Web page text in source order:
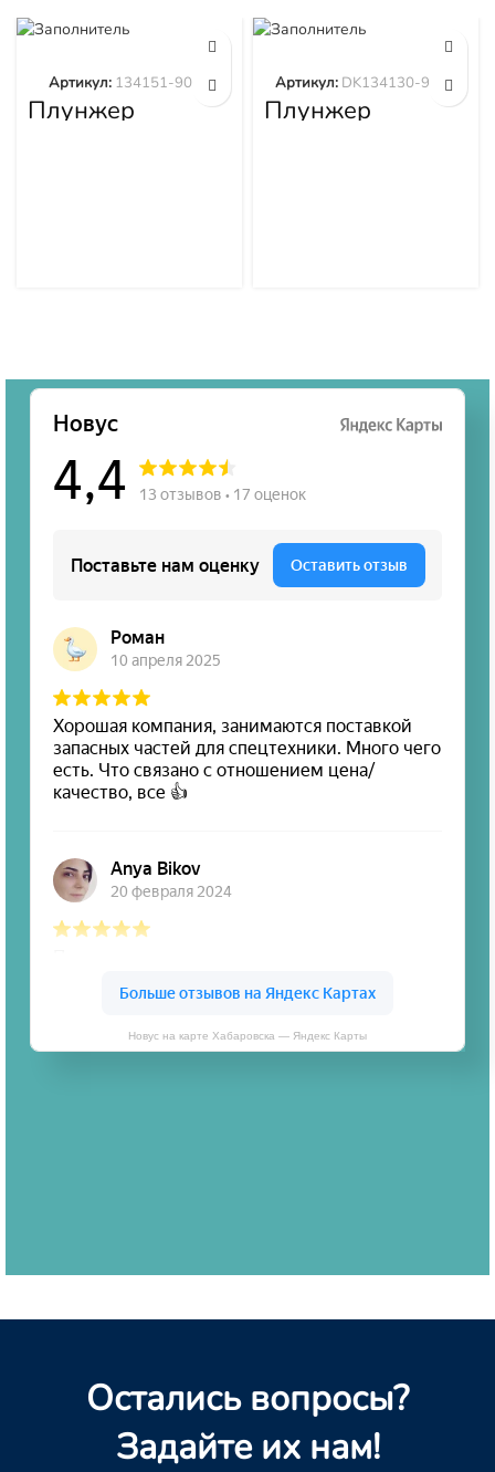
Плунжер
134151-9020
Артикул: 134151-9020
Плунжер
DK134130-9320
Артикул: DK134130-9320
Новус на карте Хабаровска — Яндекс Карты
Остались вопросы?
Задайте их нам!